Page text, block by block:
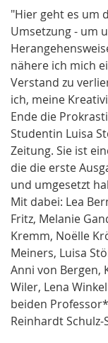
"Hier geht es um
Umsetzung - um
nähere ich mich
Verstand zu
ich, meine
Ende die
Studentin Luisa
Zeitung. Sie ist
die die erste
und umgesetzt
Mit dabei: Lea
Fritz, Melanie
Kremm, Noëlle
Meiners, Luisa
Anni von Bergen,
Wiler, Lena
beiden
Reinhardt Schulz-